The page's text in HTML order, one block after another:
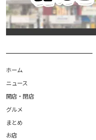
ホーム
ニュース
開店・閉店
グルメ
まとめ
お店